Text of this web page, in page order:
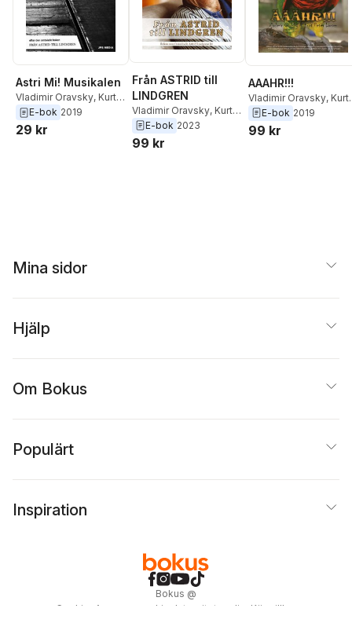
Astri Mi! Musikalen
Vladimir Oravsky, Kurt
Peter Larsen
E-bok 2019
29 kr
Från ASTRID till
LINDGREN
Vladimir Oravsky, Kurt
Peter Larsen
E-bok 2023
99 kr
AAAHR!!!
Vladimir Oravsky, Kurt
Peter Larsen
E-bok 2019
99 kr
Mina sidor
Hjälp
Om Bokus
Populärt
Inspiration
Bokus @
Cookies
Anpassa cookies Integritetspolicy Köpvillkor